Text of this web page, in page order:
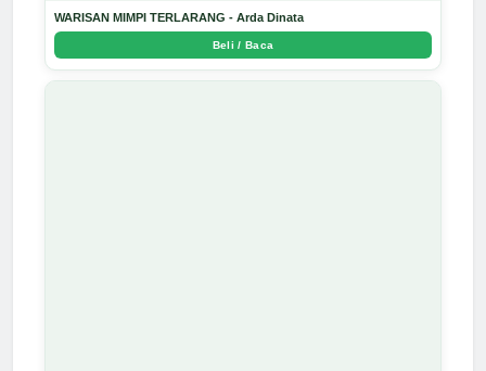
WARISAN MIMPI TERLARANG - Arda Dinata
Beli / Baca